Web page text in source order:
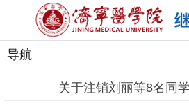
导航
关于注销刘丽等8名同